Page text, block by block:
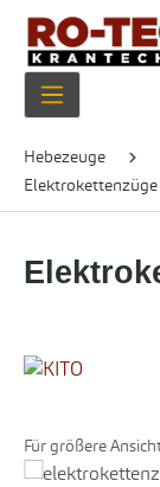
Zum Hauptinhalt
Hebezeuge
Elektrokettenzüge
Für größere
Bildergalerie